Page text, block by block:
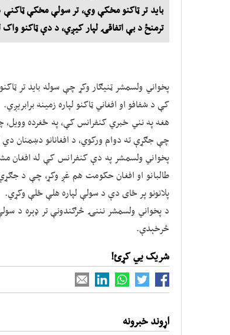
باید تر ټاکنو مخکې وي، تر سولې مخکې ټاکنې
ترمنځ د بې اتفاقۍ لپار کیږي، د دې ټاکنو واک
پخواني ولسمشر ټنیګار وکړ چې سوله باید تر
کې د شفافو او افغاني ټاکنو لپاره زمینه برابریږي.
هغه په نني خبري کنفرانس کې، په ځغرده وویل،
چې جګړې ته دوام ورکوي، د افغانانو دښمنان
پخواني ولسمشر په دې کنفرانس کې له افغان
طالبانو او افغان حکومت هم غږ وکړ، چې د
پلانونو پر ځای دې د سولې لپاره هلې ځلې وکړي.
د پخواني ولسمشر نننۍ څرګندونې تر ډېره د
څرخېدې.
شریک یي کړئ!
اړوند خبرونه